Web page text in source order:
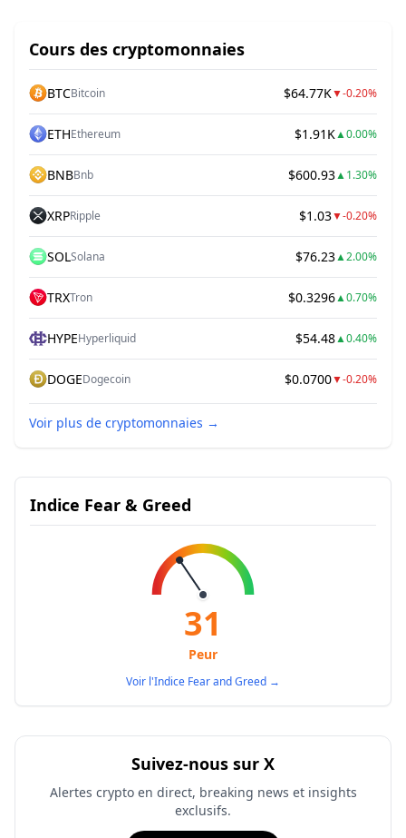
Cours des cryptomonnaies
BTCBitcoin $64.77K▼-0.20%
ETHEthereum $1.91K▲0.00%
BNBBnb $600.93▲1.30%
XRPRipple $1.03▼-0.20%
SOLSolana $76.23▲2.00%
TRXTron $0.3296▲0.70%
HYPEHyperliquid $54.48▲0.40%
DOGEDogecoin $0.0700▼-0.20%
Voir plus de cryptomonnaies →
Indice Fear & Greed
31
Peur
Voir l'Indice Fear and Greed →
Suivez-nous sur X
Alertes crypto en direct, breaking news et insights
exclusifs.